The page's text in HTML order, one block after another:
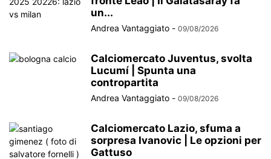
un...
Andrea Vantaggiato - 09/08/2026
Calciomercato Juventus, svolta
Lucumí | Spunta una
contropartita
Andrea Vantaggiato - 09/08/2026
Calciomercato Lazio, sfuma a
sorpresa Ivanovic | Le opzioni per
Gattuso